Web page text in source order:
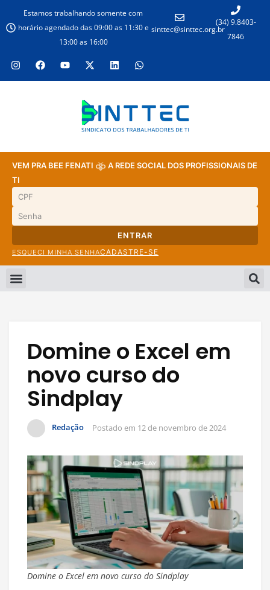
Estamos trabalhando somente com
horário agendado das 09:00 as 11:30 e
13:00 as 16:00
sinttec@sinttec.org.br
(34) 9.8403-
7846
VEM PRA BEE FENATI
A REDE SOCIAL DOS PROFISSIONAIS DE
TI
ENTRAR
ESQUECI MINHA SENHACADASTRE-SE
Domine o Excel em
novo curso do
Sindplay
Redação Postado em 12 de novembro de 2024
Domine o Excel em novo curso do Sindplay